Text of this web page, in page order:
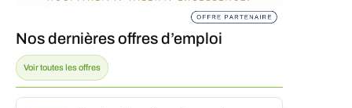
Nos dernières offres d’emploi
Voir toutes les offres